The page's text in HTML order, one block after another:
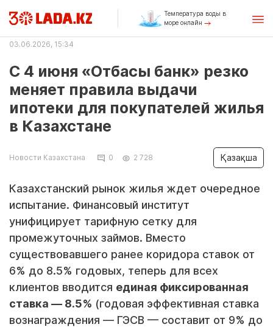
Температура воды в
море онлайн
03.06.2026, 15:34
С 4 июня «Отбасы банк» резко
меняет правила выдачи
ипотеки для покупателей жилья
в Казахстане
Новости Казахстана 0 2 728 Қазақша
Казахстанский рынок жилья ждет очередное
испытание. Финансовый институт
унифицирует тарифную сетку для
промежуточных займов. Вместо
существовавшего ранее коридора ставок от
6% до 8.5% годовых, теперь для всех
клиентов вводится единая фиксированная
ставка — 8.5% (годовая эффективная ставка
вознаграждения — ГЭСВ — составит от 9% до